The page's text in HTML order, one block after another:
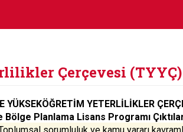
Çerçevesi
YÜKSEKÖĞRETİM YETERLİLİKLER
Bölge Planlama Lisans Programı